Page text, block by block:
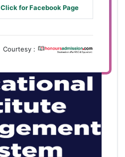
Click for Facebook Page
Courtesy :
ইউনিভার্সিটিতে অনার্স পড়ার সুযোগ।
৪ বছরে মোট খরচ ২ লক্ষ থেকে ৫ লক্ষ টাকা।